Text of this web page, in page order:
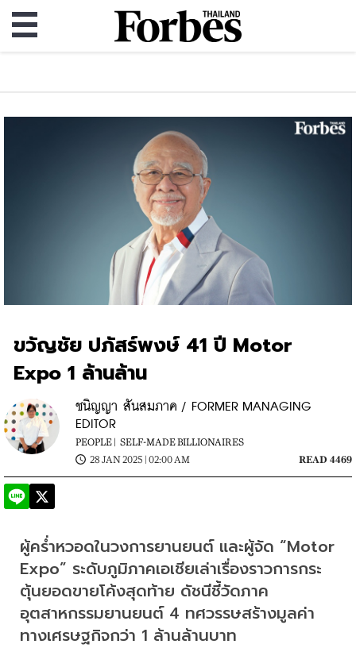
ขวัญชัย ปภัสร์พงษ์ 41 ปี Motor
Expo 1 ล้านล้าน
ชนิญญา สันสมภาค / FORMER MANAGING
EDITOR
PEOPLE | SELF-MADE BILLIONAIRES
28 JAN 2025 | 02:00 AM
READ 4469
ผู้คร่ำหวอดในวงการยานยนต์ และผู้จัด “Motor
Expo” ระดับภูมิภาคเอเชียเล่าเรื่องราวการกระ
ตุ้นยอดขายโค้งสุดท้าย ดัชนีชี้วัดภาค
อุตสาหกรรมยานยนต์ 4 ทศวรรษสร้างมูลค่า
ทางเศรษฐกิจกว่า 1 ล้านล้านบาท